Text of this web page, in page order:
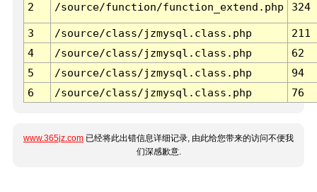
2 /source/function/function_extend.php 324
3 /source/class/jzmysql.class.php
211
4
/source/class/jzmysql.class.php
62
5
/source/class/jzmysql.class.php
94
6
/source/class/jzmysql.class.php 76
www.365jz.com 已经将此出错信息详细记录, 由此给您带来的访问不便我
们深感歉意.